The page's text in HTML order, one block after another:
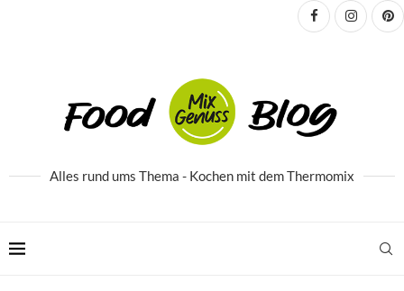
Alles rund ums Thema - Kochen mit dem Thermomix